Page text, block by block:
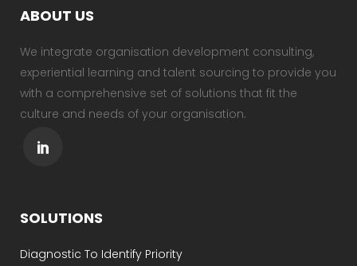
ABOUT US
We integrate organisation development consulting,
experiential learning and talent sourcing to provide you
with a comprehensive set of solutions that fit the
culture and needs of your organisation.
SOLUTIONS
Diagnostic To Identify Priority